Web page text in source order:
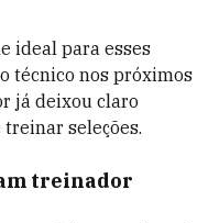
ideal para esses
técnico nos próximos
já deixou claro
seleções.
treinador